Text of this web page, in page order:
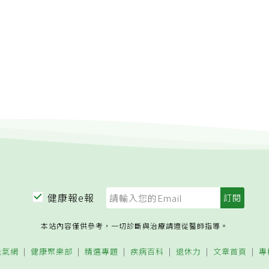
健康報e報
本站內容僅供參考，一切診斷與治療請遵從醫師指導。
網 健康聚樂部 精選專題 疾病百科 退休力 文章首頁